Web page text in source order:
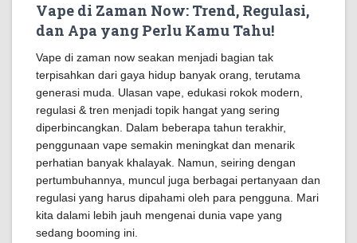
Vape di Zaman Now: Trend, Regulasi,
dan Apa yang Perlu Kamu Tahu!
Vape di zaman now seakan menjadi bagian tak
terpisahkan dari gaya hidup banyak orang, terutama
generasi muda. Ulasan vape, edukasi rokok modern,
regulasi & tren menjadi topik hangat yang sering
diperbincangkan. Dalam beberapa tahun terakhir,
penggunaan vape semakin meningkat dan menarik
perhatian banyak khalayak. Namun, seiring dengan
pertumbuhannya, muncul juga berbagai pertanyaan dan
regulasi yang harus dipahami oleh para pengguna. Mari
kita dalami lebih jauh mengenai dunia vape yang
sedang booming ini.